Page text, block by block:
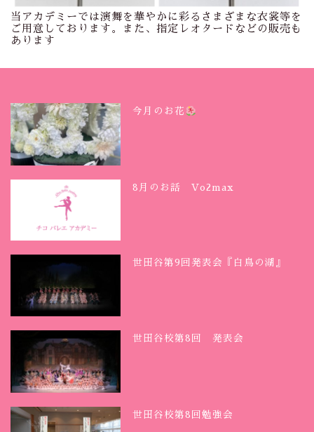
当アカデミーでは演舞を華やかに彩るさまざまな衣裳等を
ご用意しております。また、指定レオタードなどの販売も
あります
今月のお花
8月のお話 Vo2max
世田谷第9回発表会『白鳥の湖』
世田谷校第8回 発表会
世田谷校第8回勉強会